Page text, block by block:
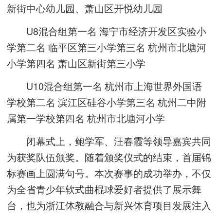
新街中心幼儿园、萧山区开悦幼儿园
U8混合组第一名 海宁市经济开发区实验小
学第二名 临平区第三小学第三名 杭州市北塘河
小学第四名 萧山区新街第三小学
U10混合组第一名 杭州市上海世界外国语
学校第二名 滨江区硅谷小学第三名 杭州二中附
属第一学校第四名 杭州市北塘河小学
闭幕式上，鲍学军、汪春霞等领导嘉宾共同
为获奖队伍颁奖。随着颁奖仪式的结束，首届锦
标赛画上圆满句号。本次赛事的成功举办，不仅
为全省青少年软式曲棍球爱好者提供了展示舞
台，也为浙江体教融合与新兴体育项目发展注入